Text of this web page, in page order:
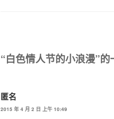
“白色情人节的小浪漫”的
匿名
2015 年 4 月 2 日 上午 10:49